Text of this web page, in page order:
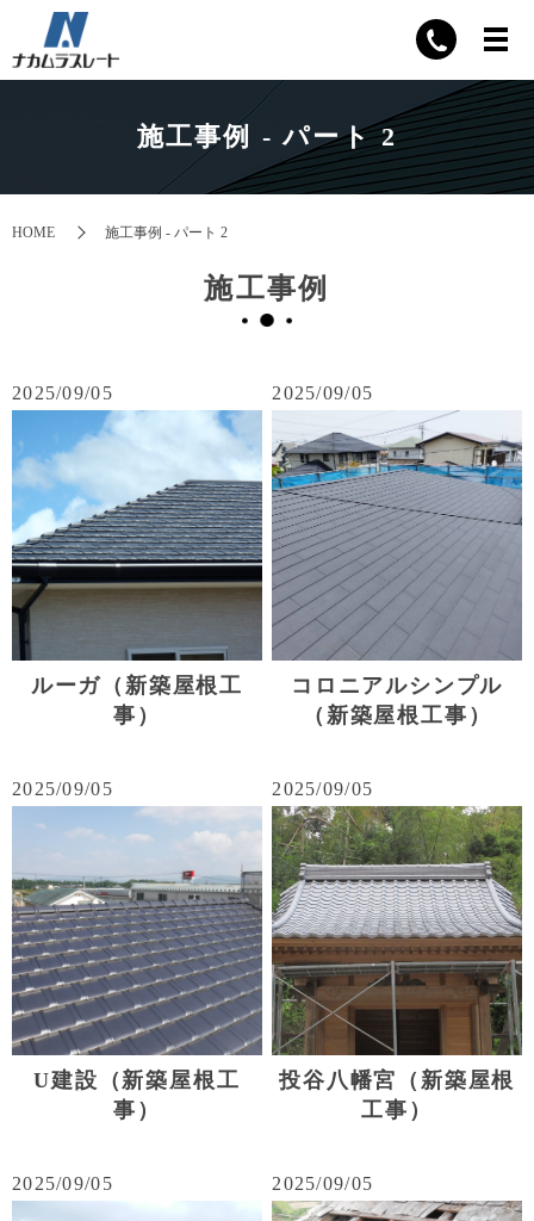
施工事例 - パート 2
HOME 施工事例 - パート 2
施工事例
2025/09/05
ルーガ（新築屋根工
事）
2025/09/05
コロニアルシンプル
（新築屋根工事）
2025/09/05
U建設（新築屋根工
事）
2025/09/05
投谷八幡宮（新築屋根
工事）
2025/09/05 2025/09/05